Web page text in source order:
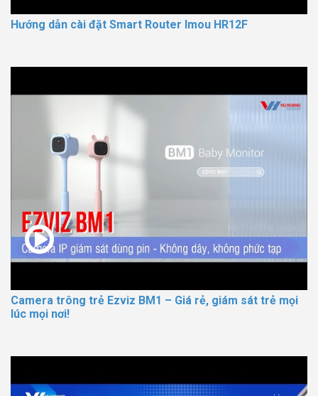
Hướng dẫn cài đặt Smart Router Imou HR12F
Camera trông trẻ Ezviz BM1 – Giá rẻ, giám sát trẻ mọi
lúc mọi nơi!